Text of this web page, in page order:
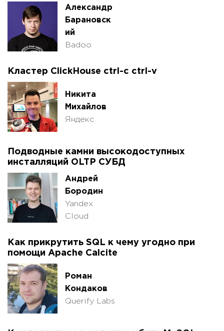
Александр
Барановск
ий
Badoo
Кластер ClickHouse ctrl-с ctrl-v
Никита
Михайлов
Яндекс
Подводные камни высокодоступных
инсталляций OLTP СУБД
Андрей
Бородин
Yandex
Cloud
Как прикрутить SQL к чему угодно при
помощи Apache Calcite
Роман
Кондаков
Querify Labs